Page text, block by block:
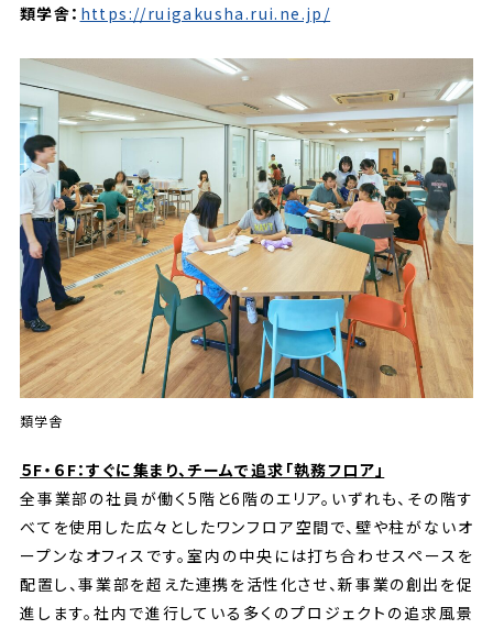
類学舎： https://ruigakusha.rui.ne.jp/
類学舎
５F・６F：すぐに集まり、チームで追求「執務フロア」
全事業部の社員が働く5階と6階のエリア。いずれも、その階す
べてを使用した広々としたワンフロア空間で、壁や柱がないオ
ープンなオフィスです。室内の中央には打ち合わせスペースを
配置し、事業部を超えた連携を活性化させ、新事業の創出を促
進します。社内で進行している多くのプロジェクトの追求風景